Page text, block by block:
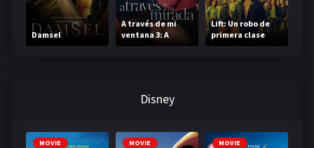
Damsel
A través de mi
ventana 3: A
través de tu
Lift: Un robo de
primera clase
Disney
MOVIE MOVIE MOVIE